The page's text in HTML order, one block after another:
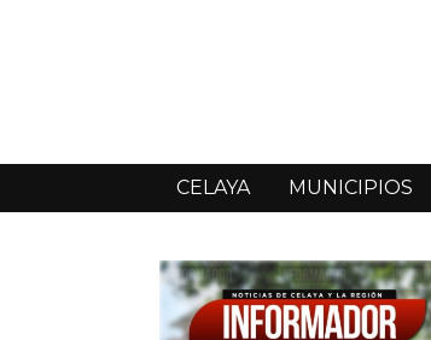
CELAYA MUNICIPIOS